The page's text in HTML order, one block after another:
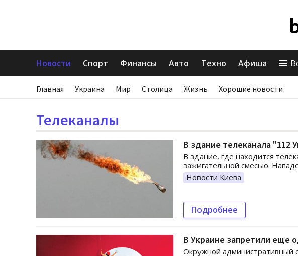
Новости Спорт Финансы Авто Техно Афиша
Главная Украина Мир Столица Жизнь Хорошие новости
Телеканалы
В здание телеканала "112
В здание, где находится
зажигательной смесью.
Новости Киева
Подробнее
В Украине запретили еще
Окружной административный